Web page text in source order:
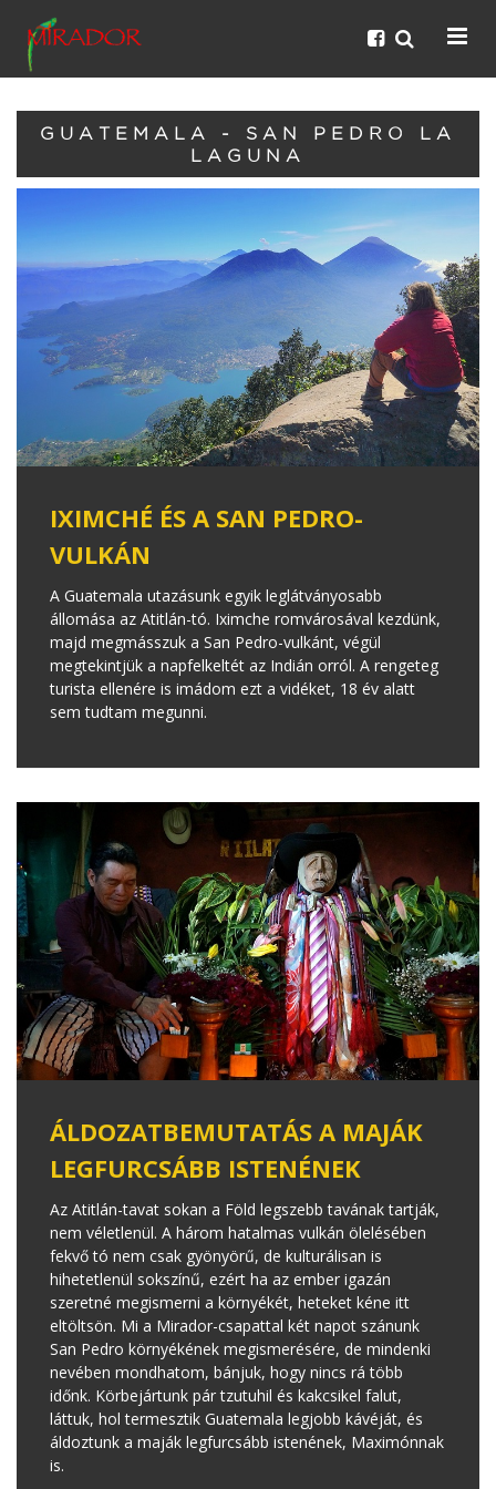
GUATEMALA - SAN PEDRO LA
LAGUNA
IXIMCHÉ ÉS A SAN PEDRO-
VULKÁN
A Guatemala utazásunk egyik leglátványosabb
állomása az Atitlán-tó. Iximche romvárosával kezdünk,
majd megmásszuk a San Pedro-vulkánt, végül
megtekintjük a napfelkeltét az Indián orról. A rengeteg
turista ellenére is imádom ezt a vidéket, 18 év alatt
sem tudtam megunni.
ÁLDOZATBEMUTATÁS A MAJÁK
LEGFURCSÁBB ISTENÉNEK
Az Atitlán-tavat sokan a Föld legszebb tavának tartják,
nem véletlenül. A három hatalmas vulkán ölelésében
fekvő tó nem csak gyönyörű, de kulturálisan is
hihetetlenül sokszínű, ezért ha az ember igazán
szeretné megismerni a környékét, heteket kéne itt
eltöltsön. Mi a Mirador-csapattal két napot szánunk
San Pedro környékének megismerésére, de mindenki
nevében mondhatom, bánjuk, hogy nincs rá több
időnk. Körbejártunk pár tzutuhil és kakcsikel falut,
láttuk, hol termesztik Guatemala legjobb kávéját, és
áldoztunk a maják legfurcsább istenének, Maximónnak
is.